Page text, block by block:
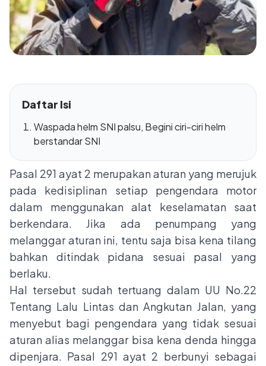
Daftar Isi
Waspada helm SNI palsu, Begini ciri-ciri helm
berstandar SNI
Pasal 291 ayat 2 merupakan aturan yang merujuk
pada kedisiplinan setiap pengendara motor
dalam menggunakan alat keselamatan saat
berkendara. Jika ada penumpang yang
melanggar aturan ini, tentu saja bisa kena tilang
bahkan ditindak pidana sesuai pasal yang
berlaku.
Hal tersebut sudah tertuang dalam UU No.22
Tentang Lalu Lintas dan Angkutan Jalan, yang
menyebut bagi pengendara yang tidak sesuai
aturan alias melanggar bisa kena denda hingga
dipenjara. Pasal 291 ayat 2 berbunyi sebagai